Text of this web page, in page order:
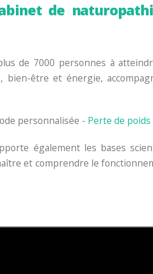
de
de 7000 personnes à
bien-être et énergie,
personnalisée - Perte de poids
également les bases
et comprendre le